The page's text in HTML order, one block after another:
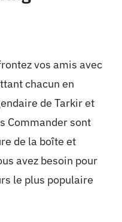
vos amis avec
chacun en
de Tarkir et
Commander sont
de la boîte et
avez besoin pour
le plus populaire